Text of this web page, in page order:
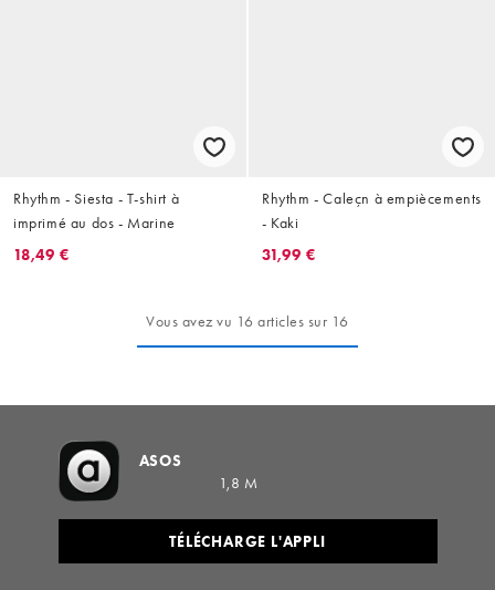
Rhythm - Siesta - T-shirt à
imprimé au dos - Marine
18,49 €
Rhythm - Caleçn à empiècements
- Kaki
31,99 €
Vous avez vu 16 articles sur 16
ASOS
1,8 M
TÉLÉCHARGE L'APPLI